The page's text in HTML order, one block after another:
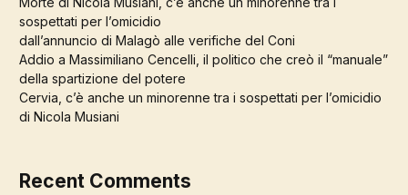
sospettati per l’omicidio
dall’annuncio di Malagò alle verifiche del Coni
Addio a Massimiliano Cencelli, il politico che creò il “manuale”
della spartizione del potere
Cervia, c’è anche un minorenne tra i sospettati per l’omicidio
di Nicola Musiani
Recent Comments